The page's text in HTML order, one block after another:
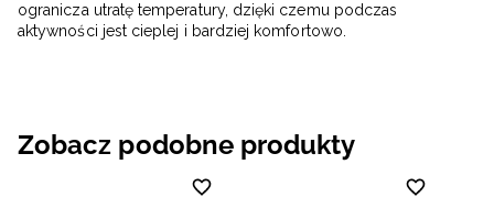
ogranicza utratę temperatury, dzięki czemu podczas
aktywności jest cieplej i bardziej komfortowo.
Zobacz podobne produkty